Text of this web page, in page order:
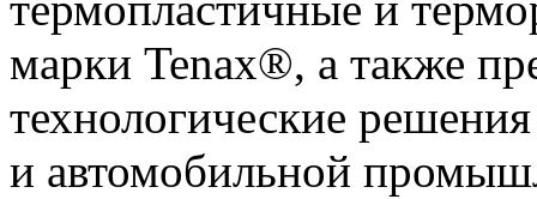
марки Tenax®, а также
технологические
и автомобильной